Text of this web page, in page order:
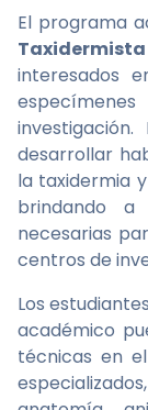
El programa
Taxidermista
interesados
desarrollar
la taxidermia
brindando a
necesarias
centros de
Los
académico
técnicas en